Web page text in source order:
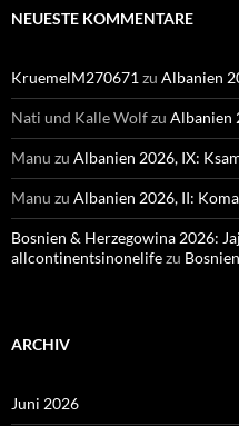
NEUESTE KOMMENTARE
KruemelM270671 zu Albanien
Nati und Kalle Wolfzu Albanien
Manu zu Albanien 2026, IX:
Manu zu Albanien 2026, II:
Bosnien & Herzegowina 2026:
allcontinentsinonelifezu
ARCHIV
Juni 2026